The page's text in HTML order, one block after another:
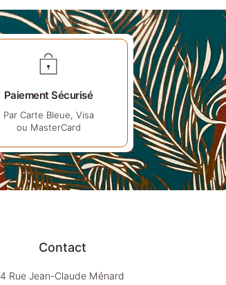
Paiement Sécurisé
Par Carte Bleue, Visa
ou MasterCard
Contact
4 Rue Jean-Claude Ménard